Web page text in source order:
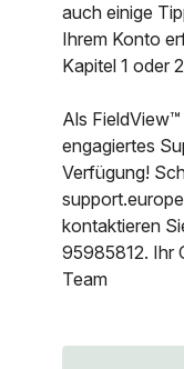
auch einige
Ihrem Konto
Kapitel 1 oder
Als
engagiertes
Verfügung!
kontaktieren
95985812. Ihr
Team